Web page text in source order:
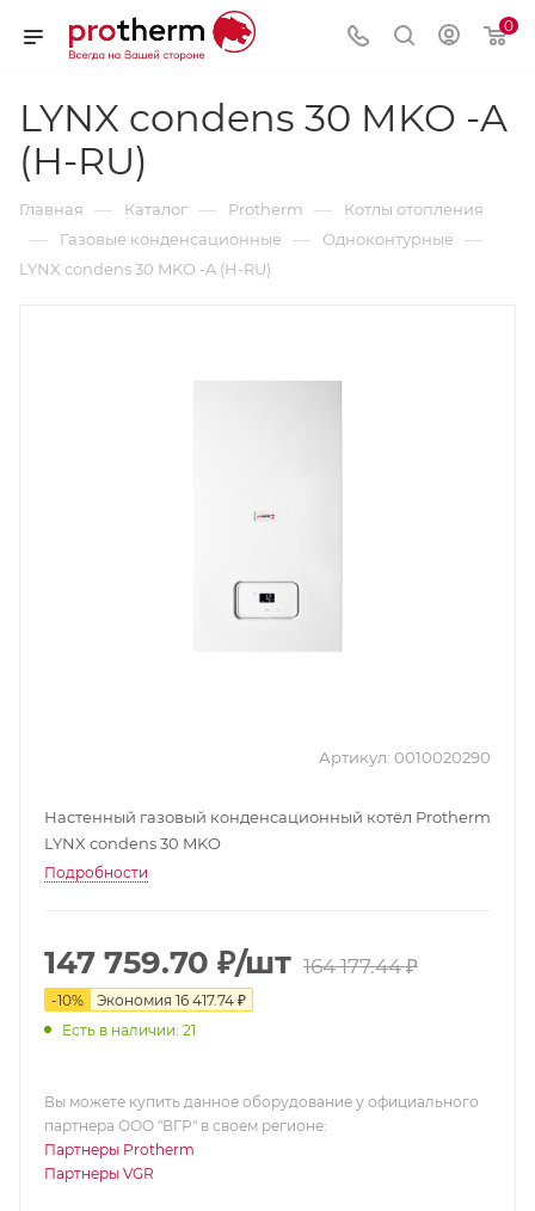
0
LYNX condens 30 MKO -A
(H-RU)
Главная — Каталог — Protherm — Котлы отопления
— Газовые конденсационные — Одноконтурные —
LYNX condens 30 MKO -A (H-RU)
Артикул: 0010020290
Настенный газовый конденсационный котёл Protherm
LYNX condens 30 MKO
Подробности
147 759.70 ₽/шт 164 177.44₽
-10% Экономия 16 417.74 ₽
Есть в наличии: 21
Вы можете купить данное оборудование у официального
партнера ООО "ВГР" в своем регионе:
Партнеры Protherm
Партнеры VGR